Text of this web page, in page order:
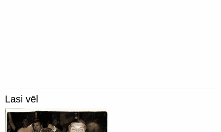
Lasi vēl